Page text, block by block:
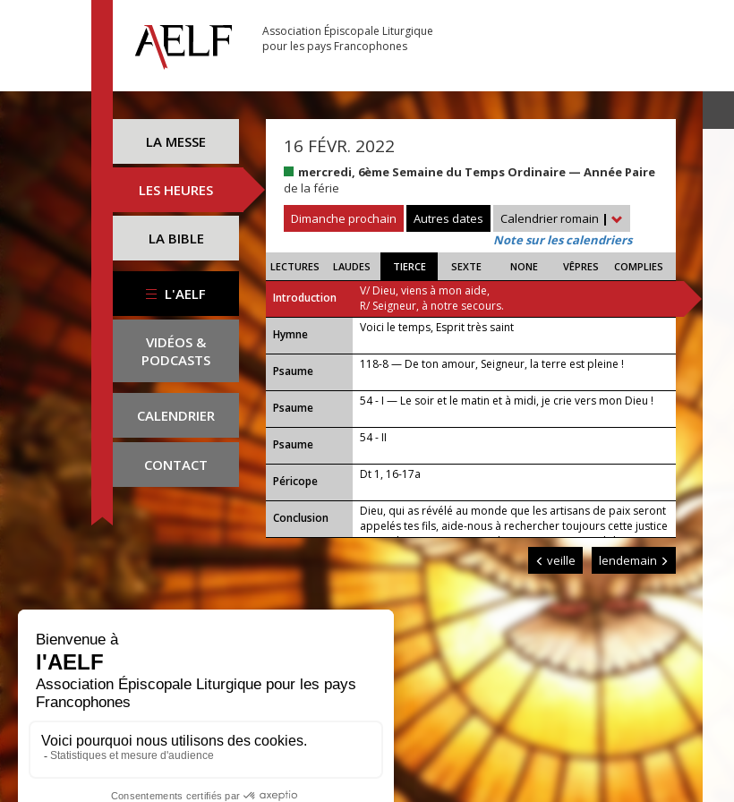
Association Épiscopale Liturgique
pour les pays Francophones
LA MESSE
LES HEURES
LA BIBLE
L'AELF
VIDÉOS &
PODCASTS
CALENDRIER
CONTACT
16 FÉVR. 2022
mercredi, 6ème Semaine du Temps Ordinaire — Année Paire
de la férie
Dimanche prochain
Autres dates Calendrier romain |
Note sur les calendriers
LECTURES LAUDES TIERCE SEXTE NONE VÊPRES COMPLIES
Introduction
V/ Dieu, viens à mon aide,
R/ Seigneur, à notre secours.
...
Hymne Voici le temps, Esprit très saint
Psaume 118-8 — De ton amour, Seigneur, la terre est pleine !
Psaume 54 - I — Le soir et le matin et à midi, je crie vers mon Dieu !
Psaume 54 - II
Péricope Dt 1, 16-17a
Conclusion
Dieu, qui as révélé au monde que les artisans de paix seront
appelés tes fils, aide-nous à rechercher toujours cette justice
qui seule peut garantir aux hommes une paix solide et
durable.
veille lendemain